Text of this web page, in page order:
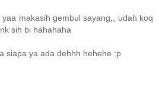
makasih gembul sayang,, udah koq
sih bi hahahaha
siapa ya ada dehhh hehehe :p